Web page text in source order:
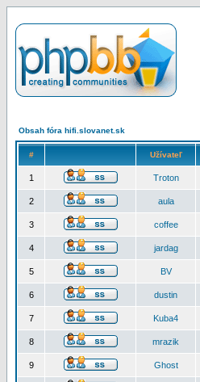
Obsah fóra hifi.slovanet.sk
# Užívateľ
1 Troton
2 aula
3 coffee
4 jardag
5 BV
6 dustin
7 Kuba4
8 mrazik
9 Ghost